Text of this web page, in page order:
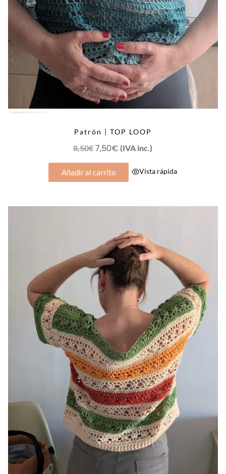
Patrón | TOP LOOP
8,50€El
precio
original
7,50€ El
precio
actual
(IVA inc.)
Añadir al carrito Vista rápida